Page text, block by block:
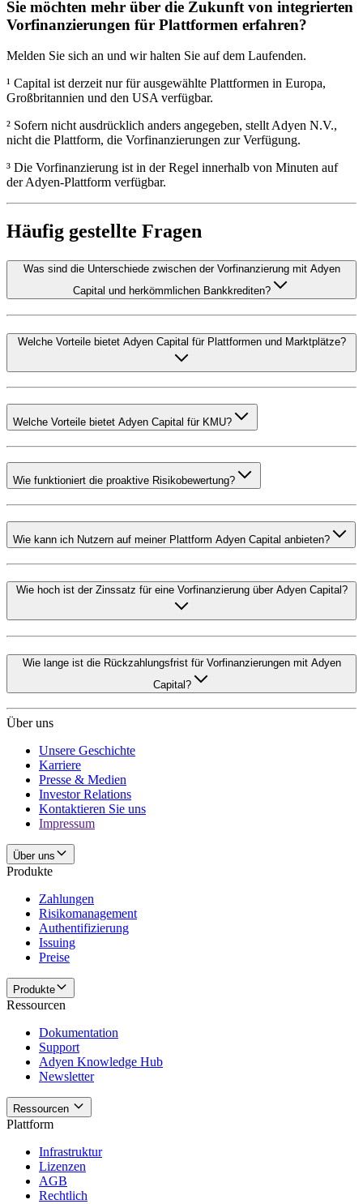
Sie möchten mehr über die Zukunft von integrierten
Vorfinanzierungen für Plattformen erfahren?
Melden Sie sich an und wir halten Sie auf dem Laufenden.
​​​¹ Capital ist derzeit nur für ausgewählte Plattformen in Europa,
Großbritannien und den USA verfügbar.​
² Sofern nicht ausdrücklich anders angegeben, stellt Adyen N.V.,
nicht die Plattform, die Vorfinanzierungen zur Verfügung.​
³ Die Vorfinanzierung ist in der Regel innerhalb von Minuten auf
der Adyen-Plattform verfügbar.​
Häufig gestellte Fragen
Was sind die Unterschiede zwischen der Vorfinanzierung mit Adyen
Capital und herkömmlichen Bankkrediten?
Welche Vorteile bietet Adyen Capital für Plattformen und Marktplätze?
Welche Vorteile bietet Adyen Capital für KMU?
Wie funktioniert die proaktive Risikobewertung?
Wie kann ich Nutzern auf meiner Plattform Adyen Capital anbieten?
Wie hoch ist der Zinssatz für eine Vorfinanzierung über Adyen Capital?
Wie lange ist die Rückzahlungsfrist für Vorfinanzierungen mit Adyen
Capital?
Über uns
Unsere Geschichte
Karriere
Presse & Medien
Investor Relations
Kontaktieren Sie uns
Impressum
Über uns
Produkte
Zahlungen
Risikomanagement
Authentifizierung
Issuing
Preise
Produkte
Ressourcen
Dokumentation
Support
Adyen Knowledge Hub
Newsletter
Ressourcen
Plattform
Infrastruktur
Lizenzen
AGB
Rechtlich